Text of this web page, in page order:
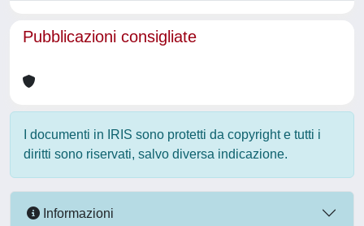
Pubblicazioni consigliate
I documenti in IRIS sono protetti da copyright e tutti i
diritti sono riservati, salvo diversa indicazione.
Informazioni